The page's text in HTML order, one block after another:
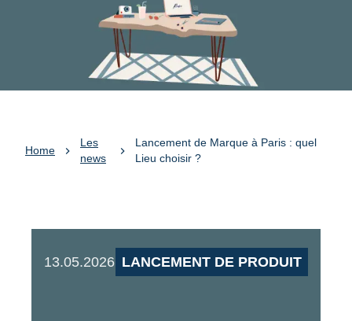
Home
Les
news
Lancement de Marque à Paris : quel
Lieu choisir ?
13.05.2026 LANCEMENT DE PRODUIT